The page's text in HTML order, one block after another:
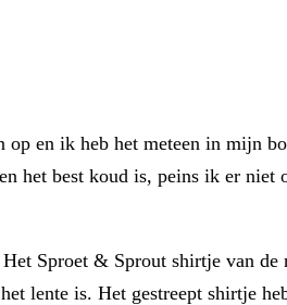
en ik heb het meteen in mijn
het best koud is, peins ik er
Sproet & Sprout shirtje van
lente is. Het gestreept shirtje